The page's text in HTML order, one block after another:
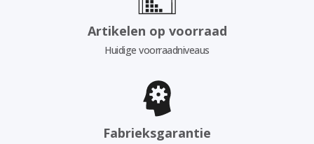
Artikelen op voorraad
Huidige voorraadniveaus
Fabrieksgarantie